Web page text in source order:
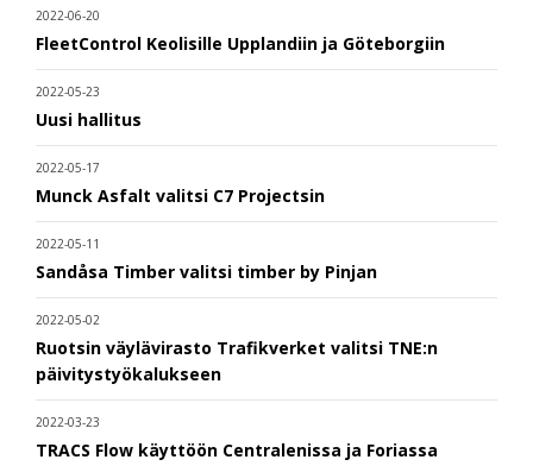
2022-06-20
FleetControl Keolisille Upplandiin ja Göteborgiin
2022-05-23
Uusi hallitus
2022-05-17
Munck Asfalt valitsi C7 Projectsin
2022-05-11
Sandåsa Timber valitsi timber by Pinjan
2022-05-02
Ruotsin väylävirasto Trafikverket valitsi TNE:n
päivitystyökalukseen
2022-03-23
TRACS Flow käyttöön Centralenissa ja Foriassa